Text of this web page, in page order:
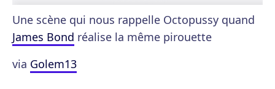
Une scène qui nous rappelle Octopussy quand
James Bond réalise la même pirouette
via Golem13